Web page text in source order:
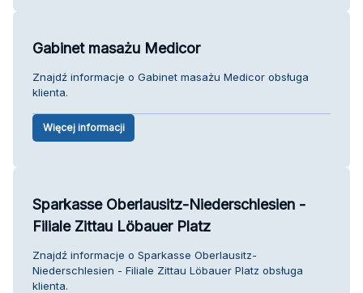
Gabinet masażu Medicor
Znajdź informacje o Gabinet masażu Medicor obsługa
klienta.
Więcej informacji
Sparkasse Oberlausitz-Niederschlesien -
Filiale Zittau Löbauer Platz
Znajdź informacje o Sparkasse Oberlausitz-
Niederschlesien - Filiale Zittau Löbauer Platz obsługa
klienta.